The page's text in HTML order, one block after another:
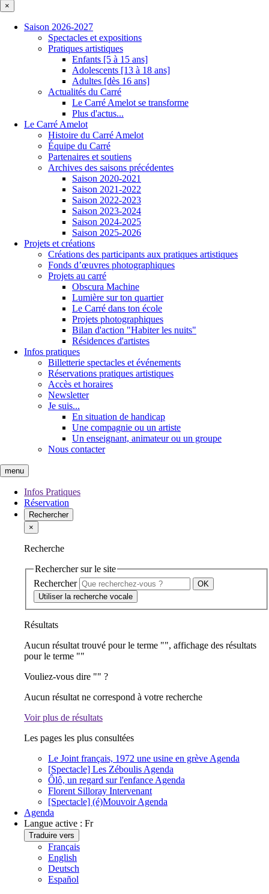
×
Saison 2026-2027
Spectacles et expositions
Pratiques artistiques
Enfants [5 à 15 ans]
Adolescents [13 à 18 ans]
Adultes [dès 16 ans]
Actualités du Carré
Le Carré Amelot se transforme
Plus d'actus...
Le Carré Amelot
Histoire du Carré Amelot
Équipe du Carré
Partenaires et soutiens
Archives des saisons précédentes
Saison 2020-2021
Saison 2021-2022
Saison 2022-2023
Saison 2023-2024
Saison 2024-2025
Saison 2025-2026
Projets et créations
Créations des participants aux pratiques artistiques
Fonds d’œuvres photographiques
Projets au carré
Obscura Machine
Lumière sur ton quartier
Le Carré dans ton école
Projets photographiques
Bilan d'action "Habiter les nuits"
Résidences d'artistes
Infos pratiques
Billetterie spectacles et événements
Réservations pratiques artistiques
Accès et horaires
Newsletter
Je suis...
En situation de handicap
Une compagnie ou un artiste
Un enseignant, animateur ou un groupe
Nous contacter
menu
Infos Pratiques
Réservation
Rechercher
×
Recherche
Rechercher sur le site
Rechercher
Utiliser la recherche vocale
Résultats
Aucun résultat trouvé pour le terme "", affichage des résultats
pour le terme ""
Vouliez-vous dire "" ?
Aucun résultat ne correspond à votre recherche
Voir plus de résultats
Les pages les plus consultées
Le Joint français, 1972 une usine en grève Agenda
[Spectacle] Les Zéboulis Agenda
Ôlô, un regard sur l'enfance Agenda
Florent Silloray Intervenant
[Spectacle] (é)Mouvoir Agenda
Agenda
Langue active : Fr
Traduire vers
Français
English
Deutsch
Español